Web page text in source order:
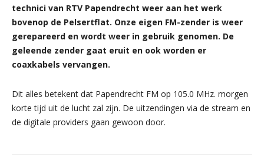
technici van RTV Papendrecht weer aan het werk
bovenop de Pelsertflat. Onze eigen FM-zender is weer
gerepareerd en wordt weer in gebruik genomen. De
geleende zender gaat eruit en ook worden er
coaxkabels vervangen.
Dit alles betekent dat Papendrecht FM op 105.0 MHz. morgen
korte tijd uit de lucht zal zijn. De uitzendingen via de stream en
de digitale providers gaan gewoon door.